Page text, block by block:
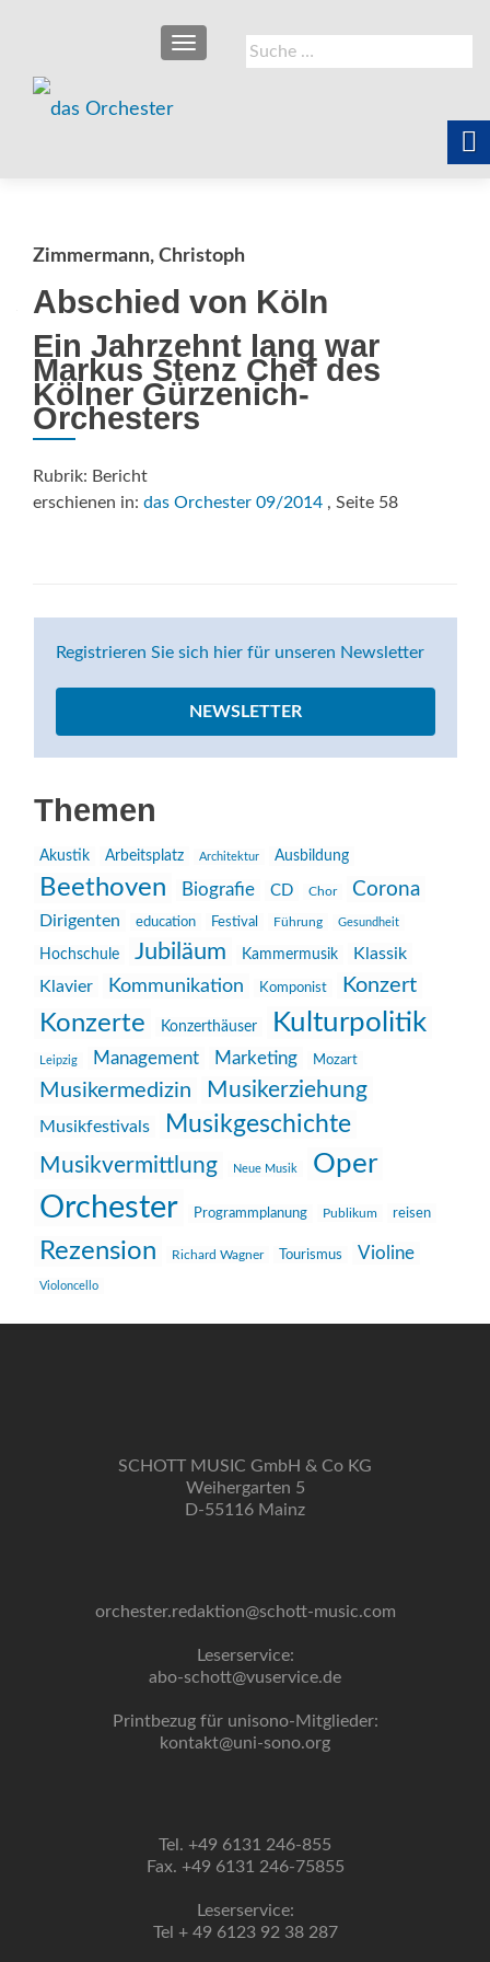
Suche
nach:
SCHALTE NAVIGATION
Zimmermann, Christoph
Abschied von Köln
Ein Jahrzehnt lang war
Markus Stenz Chef des
Kölner Gürzenich-
Orchesters
Rubrik: Bericht
erschienen in: das Orchester 09/2014 , Seite 58
Registrieren Sie sich hier für unseren Newsletter
NEWSLETTER
Themen
Akustik Arbeitsplatz Architektur Ausbildung
Beethoven Biografie CD Chor Corona
Dirigenten education Festival Führung Gesundheit
Hochschule Jubiläum Kammermusik
Klassik
Klavier
Kommunikation Komponist Konzert
Konzerte Konzerthäuser Kulturpolitik
Leipzig Management Marketing Mozart
Musikermedizin Musikerziehung
Musikfestivals Musikgeschichte
Musikvermittlung Neue Musik Oper
Orchester Programmplanung Publikum reisen
Rezension Richard Wagner Tourismus Violine
Violoncello
SCHOTT MUSIC GmbH & Co KG
Weihergarten 5
D-55116 Mainz
orchester.redaktion@schott-music.com
Leserservice:
abo-schott@vuservice.de
Printbezug für unisono-Mitglieder:
kontakt@uni-sono.org
Tel. +49 6131 246-855
Fax. +49 6131 246-75855
Leserservice:
Tel + 49 6123 92 38 287